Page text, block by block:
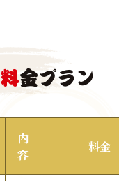
料金プラン
内
容
料金